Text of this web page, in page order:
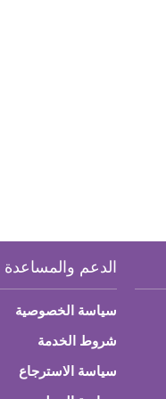
الدعم والمساعدة
سياسة الخصوصية
شروط الخدمة
سياسة الاسترجاع